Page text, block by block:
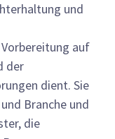
und
auf
der
dient. Sie
Branche und
die